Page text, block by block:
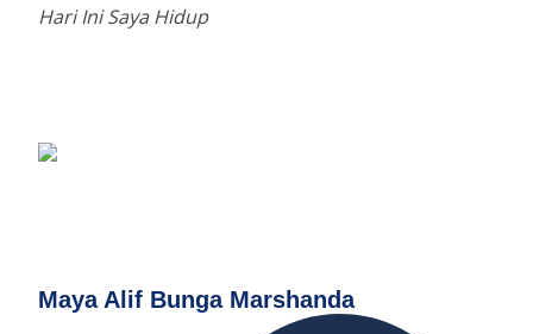
Hari Ini Saya Hidup
Maya Alif Bunga Marshanda